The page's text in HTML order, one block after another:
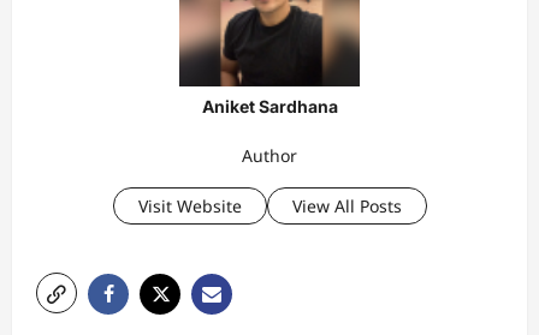
Aniket Sardhana
Author
Visit Website View All Posts